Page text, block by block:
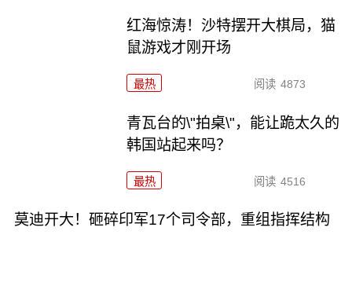
红海惊涛！沙特摆开大棋局，猫
鼠游戏才刚开场
最热 阅读 4873
青瓦台的\"拍桌\"，能让跪太久的
韩国站起来吗？
最热 阅读 4516
莫迪开大！砸碎印军17个司令部，重组指挥结构